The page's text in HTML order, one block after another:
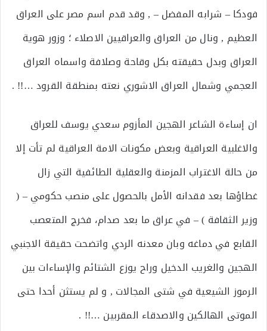
فودكا – شرابه المفضل – , وقد قدم اسم مصر على العراق
العظيم , ونال من العراق والعراقيين الاصلاء ؛ وزور هوية
العراق وبدل حقيقته بكل وقاحة وصلافة واسماه العراق
العجمي وشمال العراق الاشوري نعته بمنطقة القرود …!! .
ان إساءة الشاعر الهجين المأزوم سعدي يوسف للعراق
والاغلبية العراقية وبعض مكونات الامة العراقية لم تأت إلا
من حالة الاغتراب المزمنة والعقلية الطائفية التي زال
غطاؤها بعد فقدانه الأمل بالحصول على منصب حكومي – (
وزير الثقافة ) – في عراق ما بعد صدام، فخرج المتعصب
القابع في دماغه وبان معدنه الردي واتضحت حقيقة الاجنبي
الهجين والغريب الدخيل وراح يوزع الشتائم والإساءات بين
الرموز الشيعية في شتى المجالات , و لم يستثن أحدا حتى
الموتى الهالكين والاصدقاء المقربين …!! .